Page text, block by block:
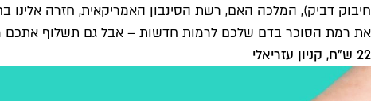
חיבוק דביק), המלכה האם, רשת הסינבון האמריקאית, חזרה אלינו
את רמת הסוכר בדם שלכם לרמות חדשות – אבל גם תשלוף אתכם
22 ש״ח, קניון עזריאלי